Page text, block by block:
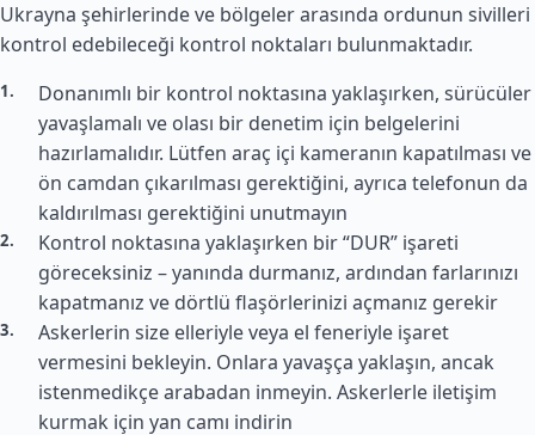
Ukrayna şehirlerinde ve bölgeler arasında ordunun sivilleri
kontrol edebileceği kontrol noktaları bulunmaktadır.
Donanımlı bir kontrol noktasına yaklaşırken, sürücüler
yavaşlamalı ve olası bir denetim için belgelerini
hazırlamalıdır. Lütfen araç içi kameranın kapatılması ve
ön camdan çıkarılması gerektiğini, ayrıca telefonun da
kaldırılması gerektiğini unutmayın
Kontrol noktasına yaklaşırken bir “DUR” işareti
göreceksiniz – yanında durmanız, ardından farlarınızı
kapatmanız ve dörtlü flaşörlerinizi açmanız gerekir
Askerlerin size elleriyle veya el feneriyle işaret
vermesini bekleyin. Onlara yavaşça yaklaşın, ancak
istenmedikçe arabadan inmeyin. Askerlerle iletişim
kurmak için yan camı indirin